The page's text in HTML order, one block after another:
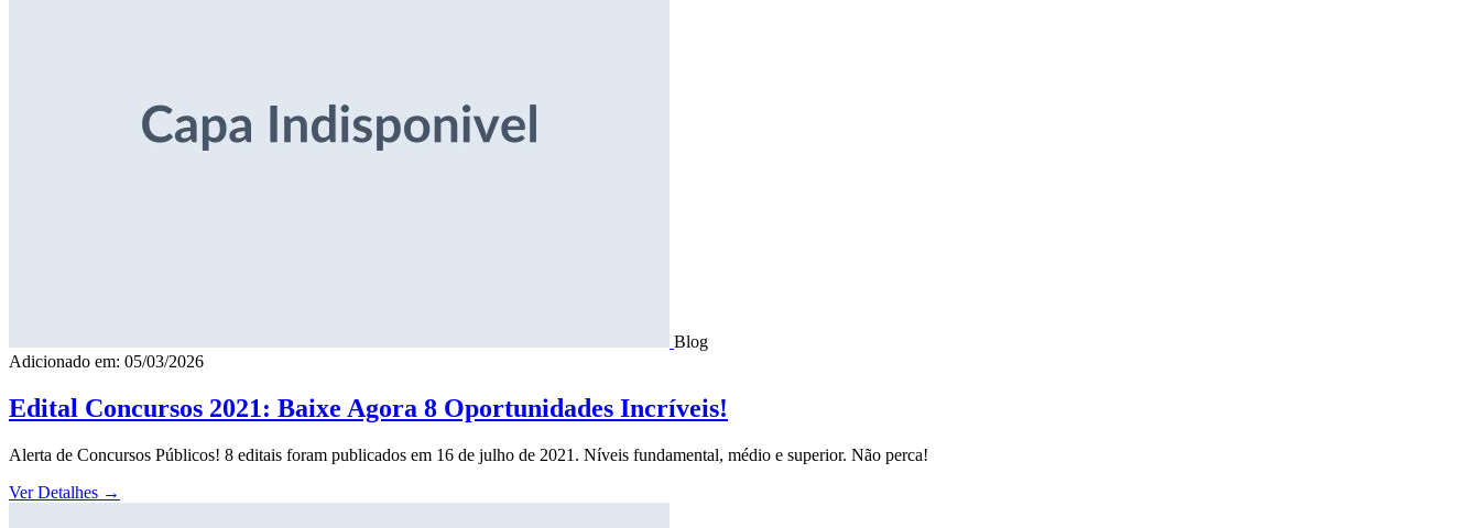
Blog
Adicionado em: 05/03/2026
Edital Concursos 2021: Baixe Agora 8 Oportunidades Incríveis!
Alerta de Concursos Públicos! 8 editais foram publicados em 16 de julho de 2021. Níveis fundamental, médio e superior. Não perca!
Ver Detalhes →